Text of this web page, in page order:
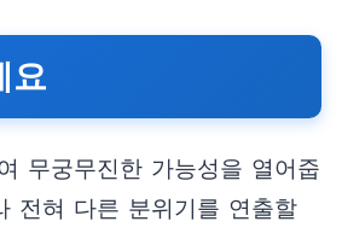
요
무궁무진한 가능성을 열어줍
전혀 다른 분위기를 연출할